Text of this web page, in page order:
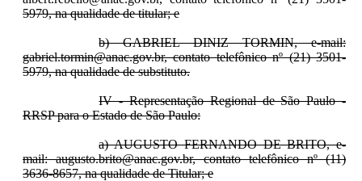
5979, na qualidade de titular; e
b) GABRIEL DINIZ TORMIN, e-mail:
gabriel.tormin@anac.gov.br, contato telefônico nº (21) 3501-
5979, na qualidade de substituto.
IV - Representação Regional de São Paulo -
RRSP para o Estado de São Paulo:
a) AUGUSTO FERNANDO DE BRITO, e-
mail: augusto.brito@anac.gov.br, contato telefônico nº (11)
3636-8657, na qualidade de Titular; e